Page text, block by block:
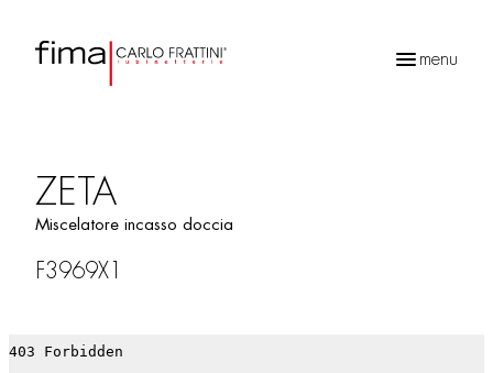
menu
ZETA
Miscelatore incasso doccia
F3969X1